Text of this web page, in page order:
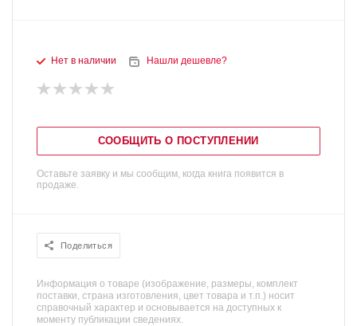
Нет в наличии Нашли дешевле?
СООБЩИТЬ О ПОСТУПЛЕНИИ
Оставьте заявку и мы сообщим, когда книга появится в
продаже.
Поделиться
Информация о товаре (изображение, размеры, комплект
поставки, страна изготовления, цвет товара и т.п.) носит
справочный характер и основывается на доступных к
моменту публикации сведениях.